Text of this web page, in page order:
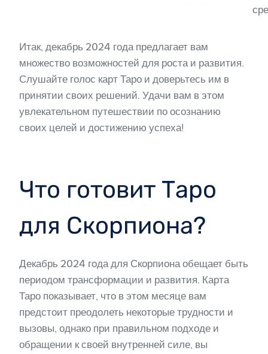
Итак, декабрь 2024 года предлагает вам
множество возможностей для роста и развития.
Слушайте голос карт Таро и доверьтесь им в
принятии своих решений. Удачи вам в этом
увлекательном путешествии по осознанию
своих целей и достижению успеха!
Что готовит Таро
для Скорпиона?
Декабрь 2024 года для Скорпиона обещает быть
периодом трансформации и развития. Карта
Таро показывает, что в этом месяце вам
предстоит преодолеть некоторые трудности и
вызовы, однако при правильном подходе и
обращении к своей внутренней силе, вы